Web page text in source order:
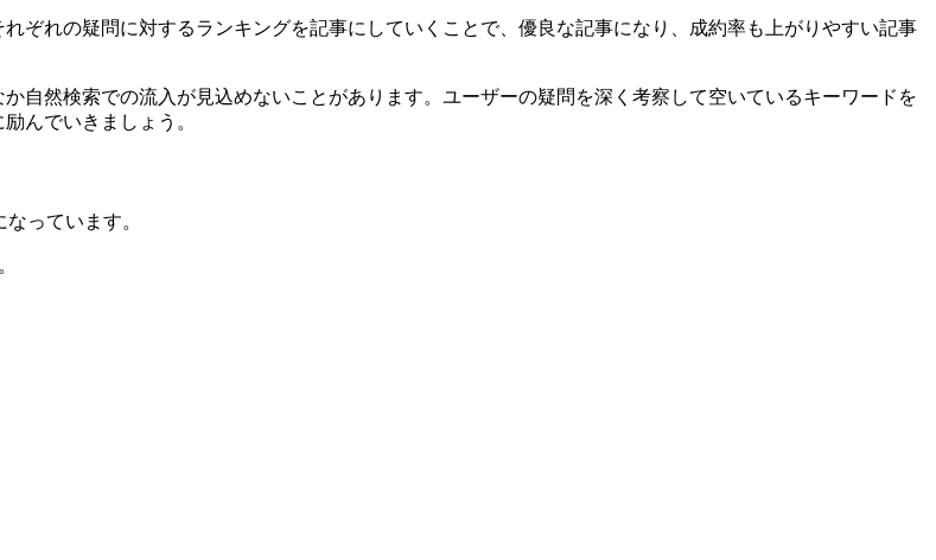
ぞれの疑問に対するランキングを記事にしていくことで、優良な記事になり、成約率も上がりやすい記事
自然検索での流入が見込めないことがあります。ユーザーの疑問を深く考察して空いているキーワードを
んでいきましょう。
っています。